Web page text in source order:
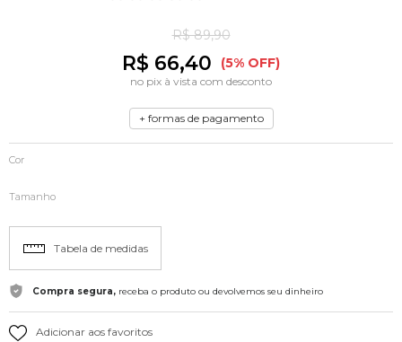
R$ 89,90
R$ 66,40 (5% OFF)
no pix à vista com desconto
+ formas de pagamento
Cor
Tamanho
Tabela de medidas
Compra segura, receba o produto ou devolvemos seu dinheiro
Adicionar aos favoritos